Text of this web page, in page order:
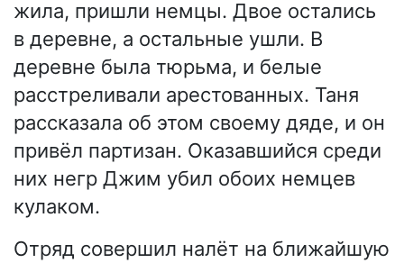
жила, пришли немцы. Двое остались
в деревне, а остальные ушли. В
деревне была тюрьма, и белые
расстреливали арестованных. Таня
рассказала об этом своему дяде, и он
привёл партизан. Оказавшийся среди
них негр Джим убил обоих немцев
кулаком.
Отряд совершил налёт на ближайшую